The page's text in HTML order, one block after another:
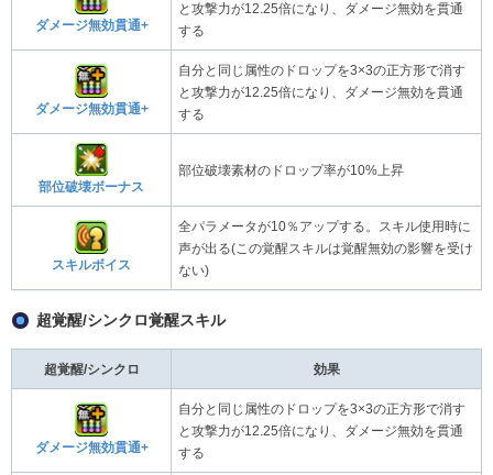
ダメージ無効貫通+
と攻撃力が12.25倍になり、ダメージ無効を貫通
する
ダメージ無効貫通+
自分と同じ属性のドロップを3×3の正方形で消す
と攻撃力が12.25倍になり、ダメージ無効を貫通
する
部位破壊ボーナス
部位破壊素材のドロップ率が10%上昇
スキルボイス
全パラメータが10％アップする。スキル使用時に
声が出る(この覚醒スキルは覚醒無効の影響を受け
ない)
超覚醒/シンクロ覚醒スキル
超覚醒/シンクロ 効果
ダメージ無効貫通+
自分と同じ属性のドロップを3×3の正方形で消す
と攻撃力が12.25倍になり、ダメージ無効を貫通
する